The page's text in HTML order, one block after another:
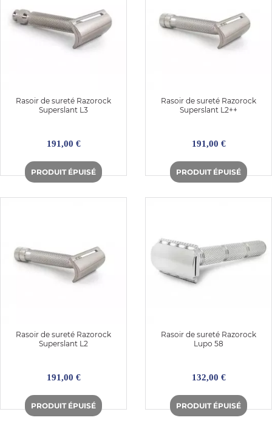
Rasoir de sureté Razorock
Superslant L3
191,00 €
Rasoir de sureté Razorock
Superslant L2++
191,00 €
Rasoir de sureté Razorock
Superslant L2
191,00 €
Rasoir de sureté Razorock
Lupo 58
132,00 €